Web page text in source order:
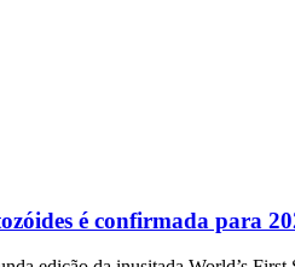
é confirmada para